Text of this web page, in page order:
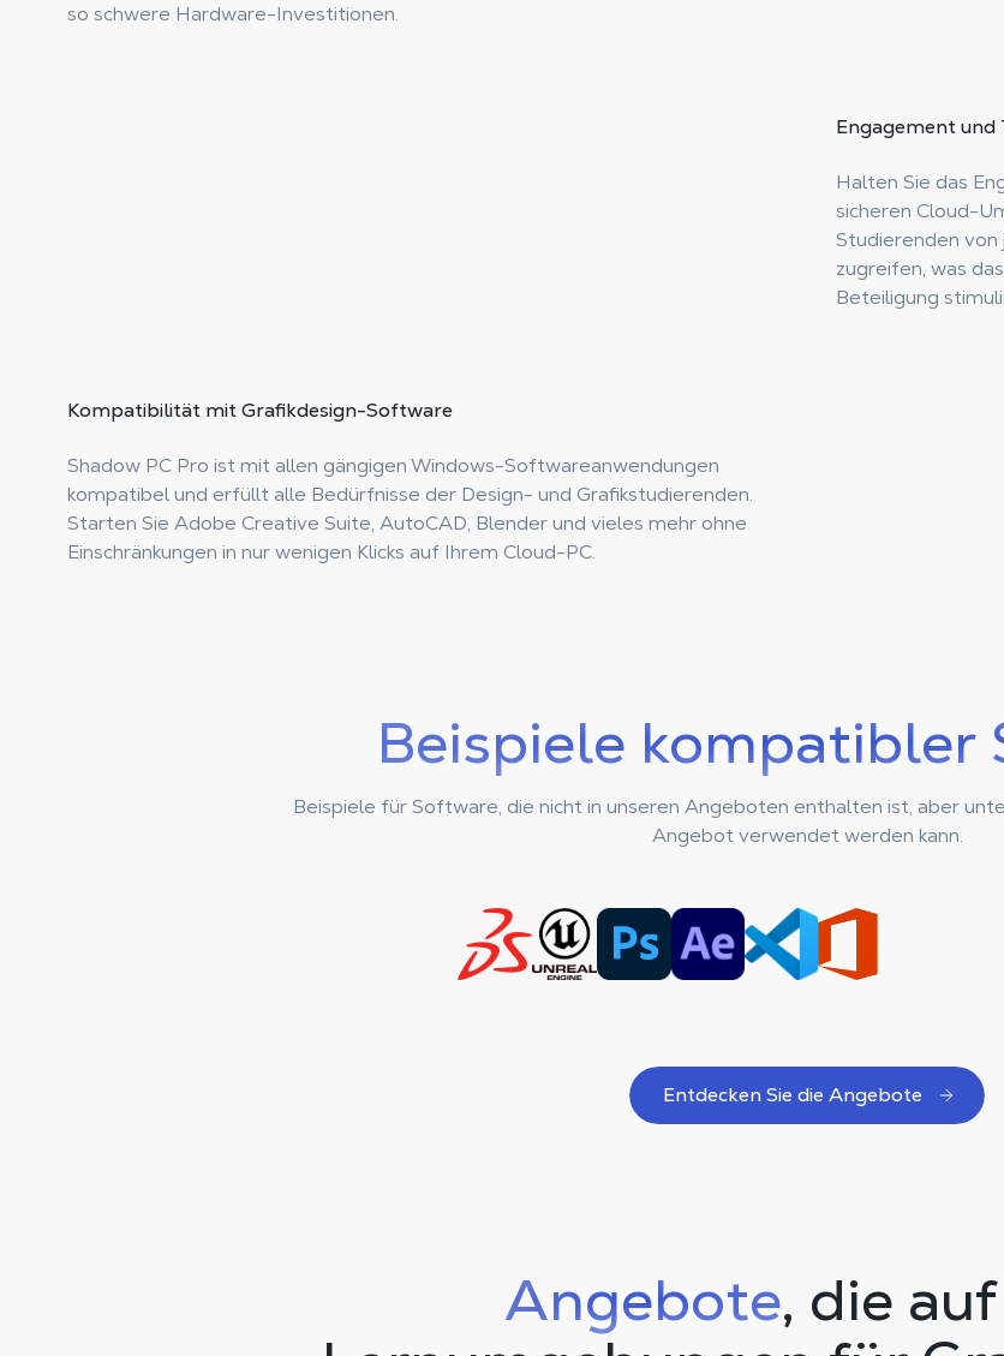
so schwere Hardware-Investitionen.
Engagement und
Halten Sie das
sicheren Cloud-
Studierenden von
zugreifen, was
Beteiligung
Kompatibilität mit Grafikdesign-Software
Shadow PC Pro ist mit allen gängigen Windows-Softwareanwendungen
kompatibel und erfüllt alle Bedürfnisse der Design- und Grafikstudierenden.
Starten Sie Adobe Creative Suite, AutoCAD, Blender und vieles mehr ohne
Einschränkungen in nur wenigen Klicks auf Ihrem Cloud-PC.
Beispiele kompatibler
Beispiele für Software, die nicht in unseren Angeboten enthalten ist, aber
Angebot verwendet werden kann.
Entdecken Sie die Angebote
Angebote, die